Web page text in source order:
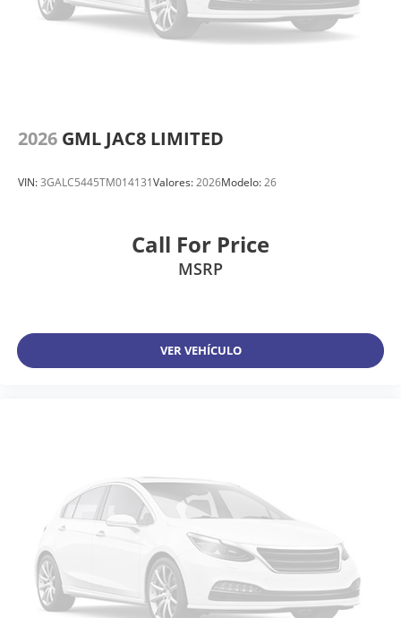
2026 GML JAC8 LIMITED
VIN:3GALC5445TM014131Valores:2026Modelo:26
Call For Price
MSRP
VER VEHÍCULO